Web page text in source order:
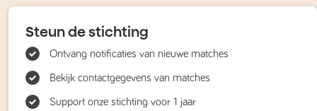
Steun de stichting
Ontvang notificaties van nieuwe matches
Bekijk contactgegevens van matches
Support onze stichting voor 1 jaar